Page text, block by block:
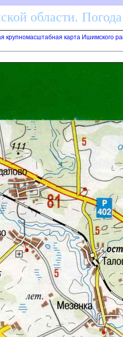
области.
крупномасштабная карта Ишимского